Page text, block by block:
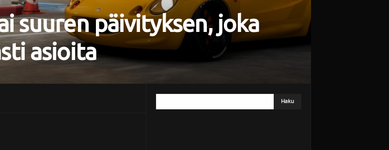
suuren päivityksen, joka
asioita